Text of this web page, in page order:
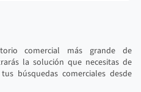
comercial más grande de
la solución que necesitas de
búsquedas comerciales desde